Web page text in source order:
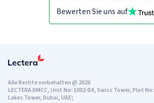
Bewerten Sie uns auf
Alle Rechte vorbehalten@ 2026
LECTERA DMCC, Unit No: 1002-D4, Swiss Tower, Plot
Lakes Tower, Dubai, UAE;